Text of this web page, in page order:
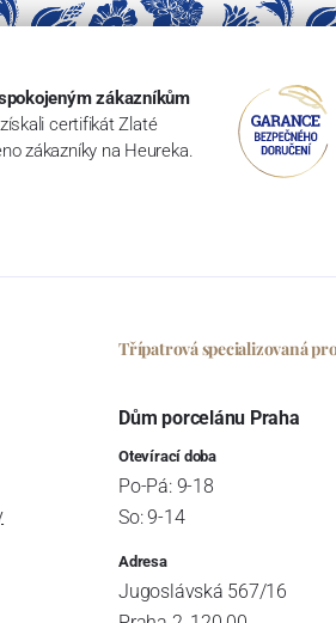
zákazníkům
certifikát Zlaté
zákazníky na Heureka.
Třípatrová specializovaná
Dům porcelánu Praha
Otevírací doba
Po-Pá: 9-18
So: 9-14
Adresa
Jugoslávská 567/16